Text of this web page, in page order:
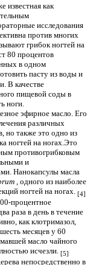
известная как
исследования
против многих
грибок ногтей на
80 процентов
в одном
пасту из воды и
В качестве
пищевой соды в
ноги.
эфирное масло. Его
различных
но также это одно из
ногтей на ногах.Это
противогрибковым
и
Нанокапсулы масла
, одного из наиболее
ногтей на ногах. [4]
процентное
раза в день в течение
как клотримазол,
месяцев у 60
масло чайного
исчезли. [5]
непосредственно в